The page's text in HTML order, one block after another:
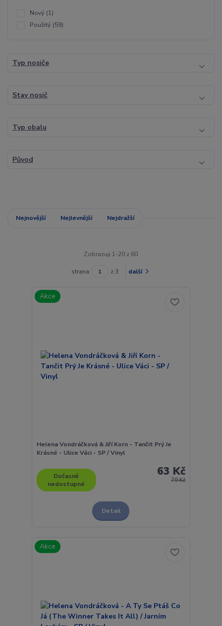
Nový (1)
Použitý (59)
Typ nosiče
Stav nosič
Typ obalu
Původ
Nejnovější Nejlevnější Nejdražší
Zobrazuji 1-20 z 60
strana z 3 další
Akce
Helena Vondráčková & Jiří Korn - Tančit Prý Je
Krásné - Ulice Váci - SP / Vinyl
79 Kč
63 Kč
Dočasně
nedostupné
Detail
Akce